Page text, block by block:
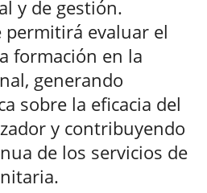
y de gestión.
evaluar el
formación en la
generando
sobre la eficacia del
y contribuyendo
de los servicios de